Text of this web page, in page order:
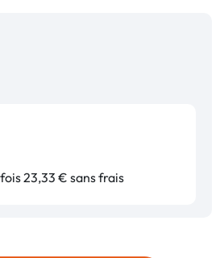
23,33 € sans frais